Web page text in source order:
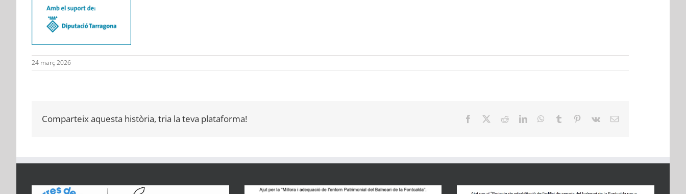
24 març 2026
Comparteix aquesta història, tria la teva plataforma! Facebook RedditLinkedInWhatsApp
Tumblr Pinterest
Vk Email: